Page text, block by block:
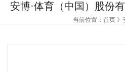
安博·体育（中国）股份
当前位置：首页 》